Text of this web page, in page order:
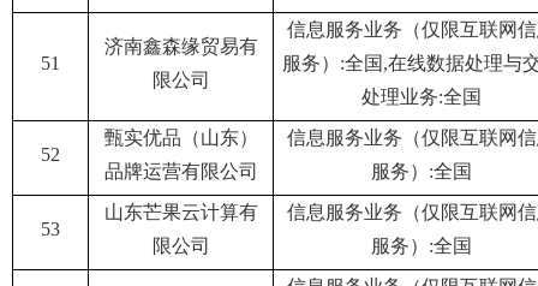
51
济南鑫森缘贸易有
限公司
信息服务业务（仅限互联网
服务）:全国,在线数据处理与
处理业务:全国
52
甄实优品（山东）
品牌运营有限公司
信息服务业务（仅限互联网
服务）:全国
53
山东芒果云计算有
限公司
信息服务业务（仅限互联网
服务）:全国